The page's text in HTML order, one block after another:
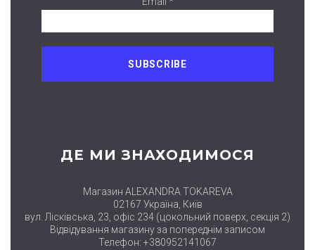
ДЕ МИ ЗНАХОДИМОСЯ
Магазин ALEXANDRA TOKAREVA
02167 Україна, Київ
вул. Лісківська, 23, офіс 234 (цокольний поверх, секція 2)
Відвідування магазину за попереднім записом
Телефон: +380952141067